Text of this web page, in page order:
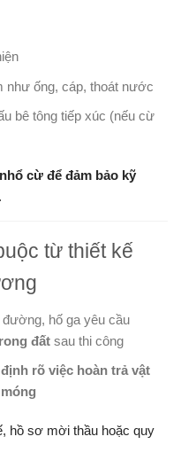
như ống, cáp, thoát nước
bê tông tiếp xúc (nếu cừ
cừ để đảm bảo kỹ
.
từ thiết kế
hố ga yêu cầu
đấtsau thi công
rõ việc hoàn trả vật
hồ sơ mời thầu hoặc quy